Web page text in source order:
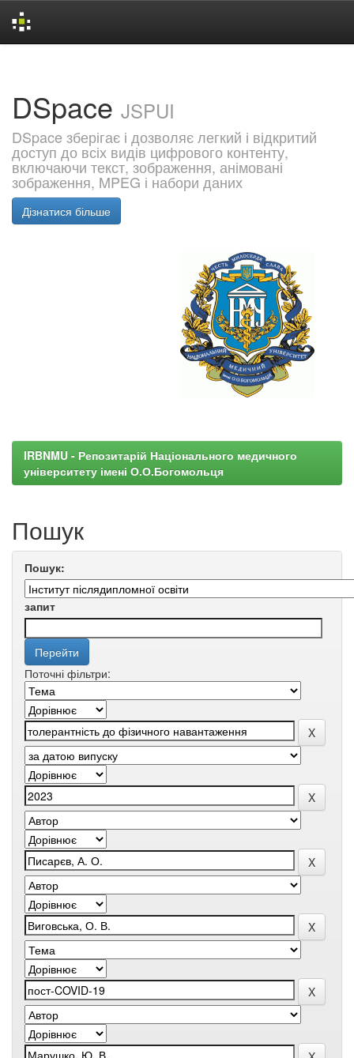
DSpace JSPUI
DSpace зберігає і дозволяє легкий і відкритий
доступ до всіх видів цифрового контенту,
включаючи текст, зображення, анімовані
зображення, MPEG і набори даних
Дізнатися більше
IRBNMU - Репозитарій Національного медичного
університету імені О.О.Богомольця
Пошук
Пошук:
запит
Поточні фільтри: